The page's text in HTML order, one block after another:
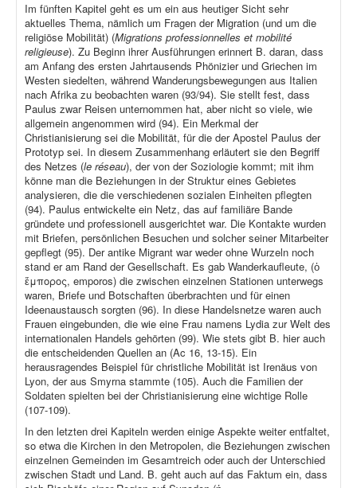
Im fünften Kapitel geht es um ein aus heutiger Sicht sehr
aktuelles Thema, nämlich um Fragen der Migration (und um die
religiöse Mobilität) (Migrations professionnelles et mobilité
religieuse). Zu Beginn ihrer Ausführungen erinnert B. daran, dass
am Anfang des ersten Jahrtausends Phönizier und Griechen im
Westen siedelten, während Wanderungsbewegungen aus Italien
nach Afrika zu beobachten waren (93/94). Sie stellt fest, dass
Paulus zwar Reisen unternommen hat, aber nicht so viele, wie
allgemein angenommen wird (94). Ein Merkmal der
Christianisierung sei die Mobilität, für die der Apostel Paulus der
Prototyp sei. In diesem Zusammenhang erläutert sie den Begriff
des Netzes (le réseau), der von der Soziologie kommt; mit ihm
könne man die Beziehungen in der Struktur eines Gebietes
analysieren, die die verschiedenen sozialen Einheiten pflegten
(94). Paulus entwickelte ein Netz, das auf familiäre Bande
gründete und professionell ausgerichtet war. Die Kontakte wurden
mit Briefen, persönlichen Besuchen und solcher seiner Mitarbeiter
gepflegt (95). Der antike Migrant war weder ohne Wurzeln noch
stand er am Rand der Gesellschaft. Es gab Wanderkaufleute, (ὁ
ἔμπορος, emporos) die zwischen einzelnen Stationen unterwegs
waren, Briefe und Botschaften überbrachten und für einen
Ideenaustausch sorgten (96). In diese Handelsnetze waren auch
Frauen eingebunden, die wie eine Frau namens Lydia zur Welt des
internationalen Handels gehörten (99). Wie stets gibt B. hier auch
die entscheidenden Quellen an (Ac 16, 13-15). Ein
herausragendes Beispiel für christliche Mobilität ist Irenäus von
Lyon, der aus Smyrna stammte (105). Auch die Familien der
Soldaten spielten bei der Christianisierung eine wichtige Rolle
(107-109).
In den letzten drei Kapiteln werden einige Aspekte weiter entfaltet,
so etwa die Kirchen in den Metropolen, die Beziehungen zwischen
einzelnen Gemeinden im Gesamtreich oder auch der Unterschied
zwischen Stadt und Land. B. geht auch auf das Faktum ein, dass